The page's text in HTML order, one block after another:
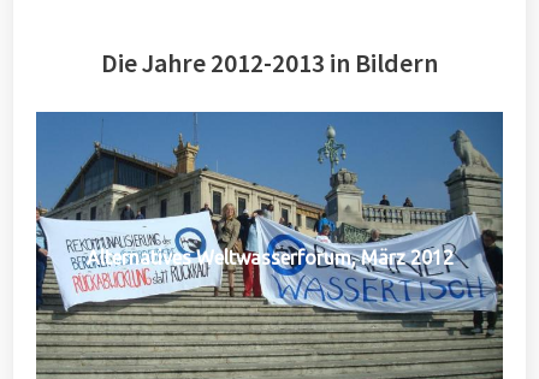
Die Jahre 2012-2013 in Bildern
Alternatives Weltwasserforum, März 2012